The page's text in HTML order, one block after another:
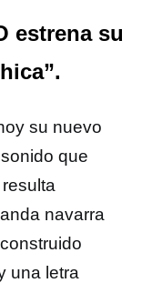
estrena su
su nuevo
que
navarra
una letra